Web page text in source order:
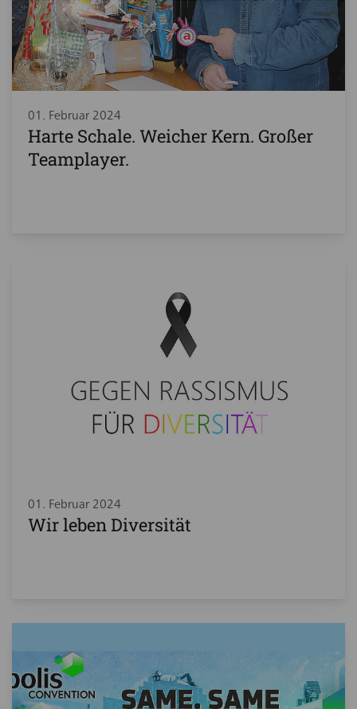
01. Februar 2024
Harte Schale. Weicher Kern. Großer
Teamplayer.
01. Februar 2024
Wir leben Diversität